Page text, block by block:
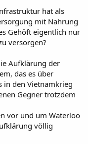
hat als
mit Nahrung
Gehöft eigentlich nur
versorgen?
Aufklärung der
das es über
in den Vietnamkrieg
Gegner trotzdem
vor und um Waterloo
völlig